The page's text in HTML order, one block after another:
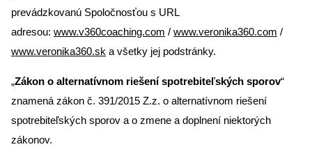
prevádzkovanú Spoločnosťou s URL
adresou: www.v360coaching.com / www.veronika360.com /
www.veronika360.sk a všetky jej podstránky.
„Zákon o alternatívnom riešení spotrebiteľských sporov“
znamená zákon č. 391/2015 Z.z. o alternatívnom riešení
spotrebiteľských sporov a o zmene a doplnení niektorých
zákonov.